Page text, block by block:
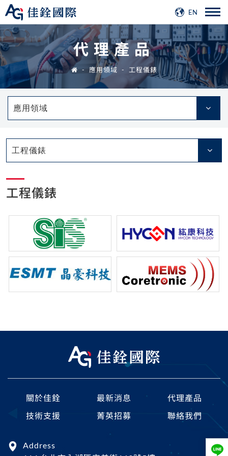
EN
代理產品
應用領域 工程儀錶
應用領域
工程儀錶
工程儀錶
關於佳銓 最新消息
代理產品
技術支援
菁英招募 聯絡我們
Address